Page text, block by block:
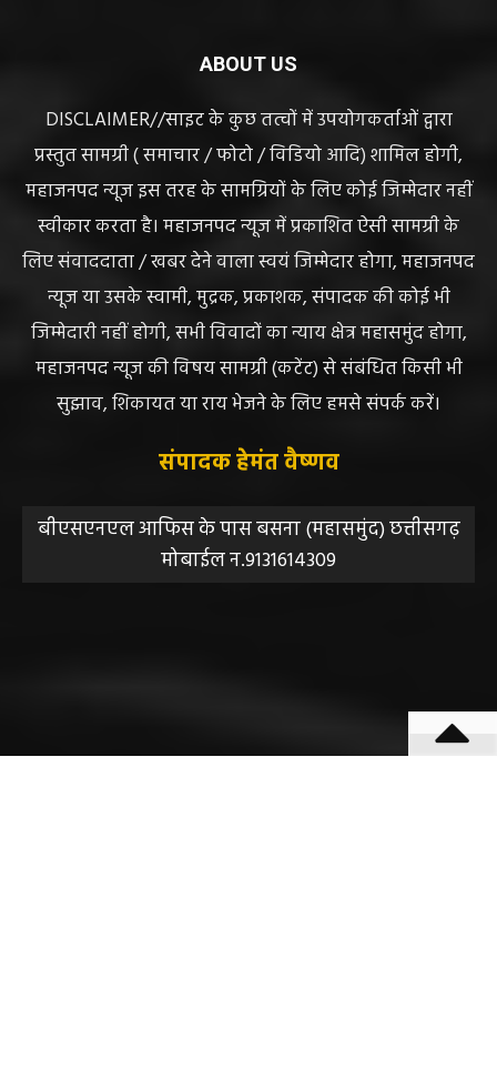
ABOUT US
DISCLAIMER//साइट के कुछ तत्वों में उपयोगकर्ताओं द्वारा
प्रस्तुत सामग्री ( समाचार / फोटो / विडियो आदि) शामिल होगी,
महाजनपद न्यूज इस तरह के सामग्रियों के लिए कोई जिम्मेदार नहीं
स्वीकार करता है। महाजनपद न्यूज में प्रकाशित ऐसी सामग्री के
लिए संवाददाता / खबर देने वाला स्वयं जिम्मेदार होगा, महाजनपद
न्यूज या उसके स्वामी, मुद्रक, प्रकाशक, संपादक की कोई भी
जिम्मेदारी नहीं होगी, सभी विवादों का न्याय क्षेत्र महासमुंद होगा,
महाजनपद न्यूज की विषय सामग्री (कटेंट) से संबंधित किसी भी
सुझाव, शिकायत या राय भेजने के लिए हमसे संपर्क करें।
संपादक हेमंत वैष्णव
बीएसएनएल आफिस के पास बसना (महासमुंद) छत्तीसगढ़
मोबाईल न.9131614309